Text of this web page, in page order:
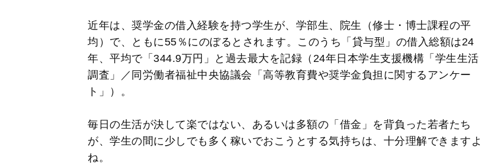
近年は、奨学金の借入経験を持つ学生が、学部生、院生（修士・博士課程の平
均）で、ともに55％にのぼるとされます。このうち「貸与型」の借入総額は24
年、平均で「344.9万円」と過去最大を記録（24年日本学生支援機構「学生生活
調査」／同労働者福祉中央協議会「高等教育費や奨学金負担に関するアンケー
ト」）。
毎日の生活が決して楽ではない、あるいは多額の「借金」を背負った若者たち
が、学生の間に少しでも多く稼いでおこうとする気持ちは、十分理解できますよ
ね。